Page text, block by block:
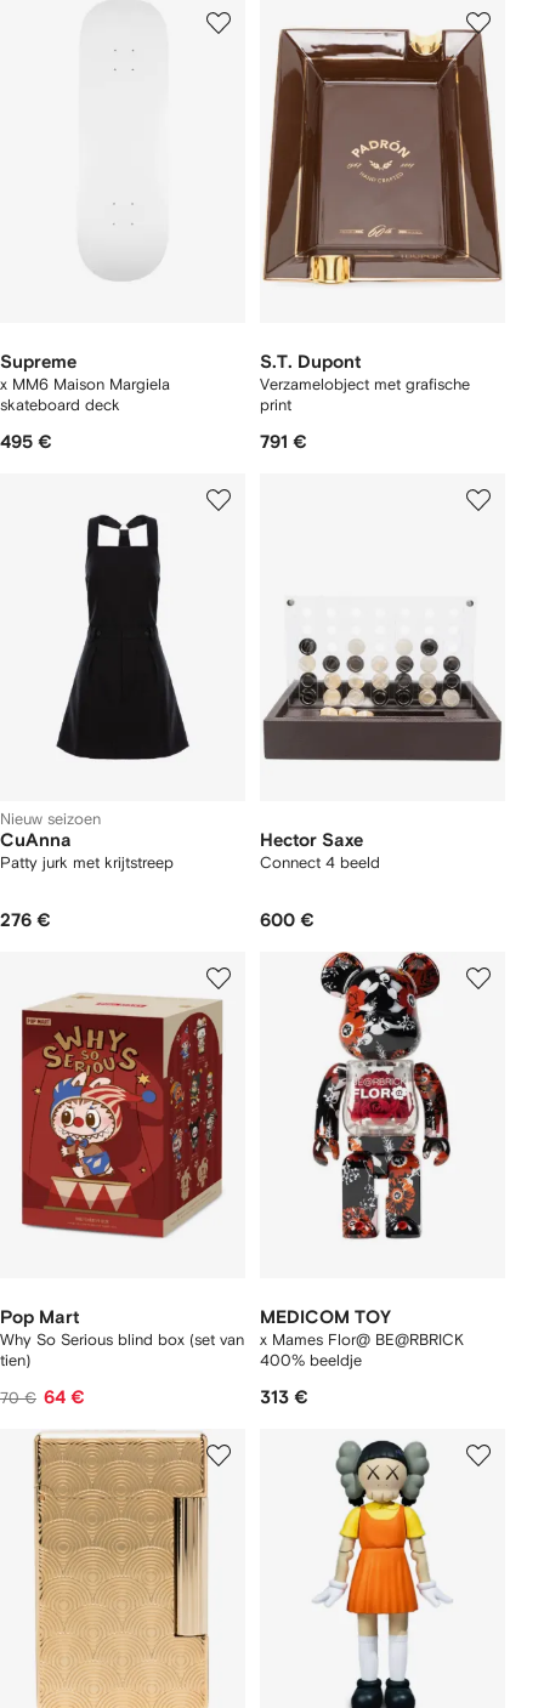
Supreme
x MM6 Maison Margiela
skateboard deck
495 €
S.T. Dupont
Verzamelobject met grafische
print
791 €
Nieuw seizoen
CuAnna
Patty jurk met krijtstreep
276 €
Hector Saxe
Connect 4 beeld
600 €
Pop Mart
Why So Serious blind box (set van
tien)
70 € 64 €
MEDICOM TOY
x Mames Flor@ BE@RBRICK
400% beeldje
313 €